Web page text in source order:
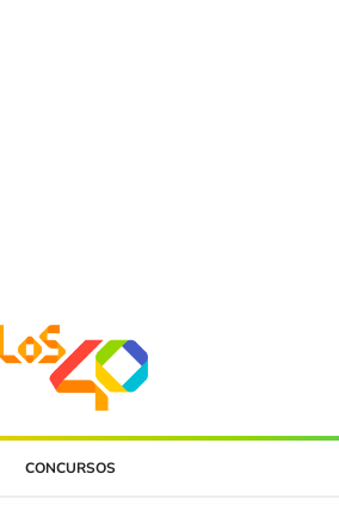
CONCURSOS